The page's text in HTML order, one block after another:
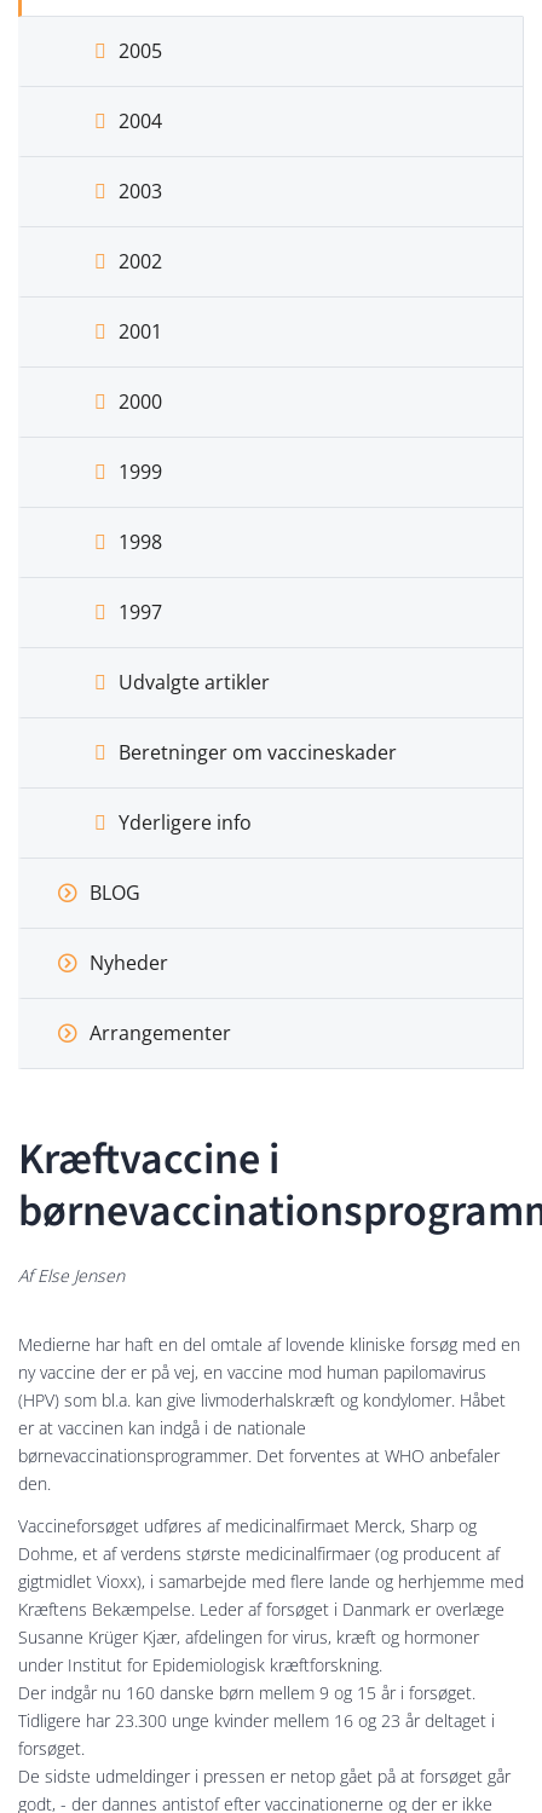
2005
2004
2003
2002
2001
2000
1999
1998
1997
Udvalgte artikler
Beretninger om vaccineskader
Yderligere info
BLOG
Nyheder
Arrangementer
Kræftvaccine i
Af Else Jensen
Medierne har haft en del omtale af lovende kliniske forsøg med en
ny vaccine der er på vej, en vaccine mod human papilomavirus
(HPV) som bl.a. kan give livmoderhalskræft og kondylomer. Håbet
er at vaccinen kan indgå i de nationale
børnevaccinationsprogrammer. Det forventes at WHO anbefaler
den.
Vaccineforsøget udføres af medicinalfirmaet Merck, Sharp og
Dohme, et af verdens største medicinalfirmaer (og producent af
gigtmidlet Vioxx), i samarbejde med flere lande og herhjemme med
Kræftens Bekæmpelse. Leder af forsøget i Danmark er overlæge
Susanne Krüger Kjær, afdelingen for virus, kræft og hormoner
under Institut for Epidemiologisk kræftforskning.
Der indgår nu 160 danske børn mellem 9 og 15 år i forsøget.
Tidligere har 23.300 unge kvinder mellem 16 og 23 år deltaget i
forsøget.
De sidste udmeldinger i pressen er netop gået på at forsøget går
godt, - der dannes antistof efter vaccinationerne og der er ikke